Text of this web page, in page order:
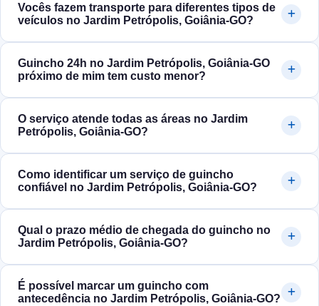
Vocês fazem transporte para diferentes tipos de
veículos no Jardim Petrópolis, Goiânia‑GO?
Guincho 24h no Jardim Petrópolis, Goiânia‑GO
próximo de mim tem custo menor?
O serviço atende todas as áreas no Jardim
Petrópolis, Goiânia‑GO?
Como identificar um serviço de guincho
confiável no Jardim Petrópolis, Goiânia‑GO?
Qual o prazo médio de chegada do guincho no
Jardim Petrópolis, Goiânia‑GO?
É possível marcar um guincho com
antecedência no Jardim Petrópolis, Goiânia‑GO?